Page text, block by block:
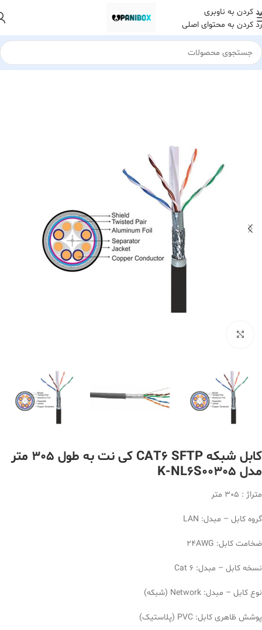
رد کردن به ناوبری
رد کردن به محتوای اصلی
خانه لوازم جانبی کامپیوتر انواع کابل(HDMI. AUX. ...)
کابل شبکه CAT6 SFTP کی نت به طول 305 متر
مدل K-NL6S00305
متراژ : 305 متر
گروه کابل – مبدل: LAN
ضخامت کابل: 24AWG
نسخه کابل – مبدل: Cat 6
نوع کابل – مبدل: Network (شبکه)
پوشش ظاهری کابل: PVC (پلاستیک)